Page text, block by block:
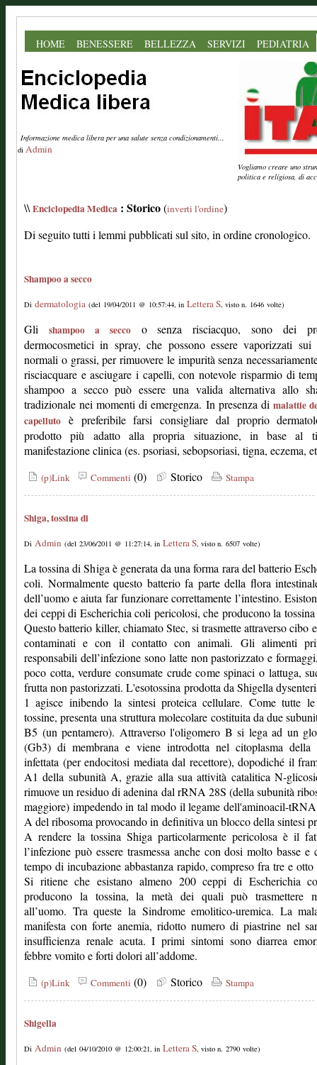
HOME BENESSERE BELLEZZA SERVIZI PEDIATRIA
Informazione medica libera per una salute senza condizionamenti...
di Admin
Vogliamo creare uno
politica e religiosa, di
\\Enciclopedia Medica : Storico(inverti l'ordine)
Di seguito tutti i lemmi pubblicati sul sito, in ordine cronologico.
Shampoo a secco
Di dermatologia (del 19/04/2011 @ 10:57:44, in Lettera S, visto n. 1646 volte)
Gli shampoo a seccoo senza risciacquo, sono dei
dermocosmetici in spray, che possono essere vaporizzati sui
normali o grassi, per rimuovere le impurità senza
risciacquare e asciugare i capelli, con notevole risparmio di
shampoo a secco può essere una valida alternativa allo
tradizionale nei momenti di emergenza. In presenza di malattie
capelluto è preferibile farsi consigliare dal proprio
prodotto più adatto alla propria situazione, in base al
manifestazione clinica (es. psoriasi, sebopsoriasi, tigna, eczema,
(p)Link Commenti (0) Storico Stampa
Shiga, tossina di
Di Admin (del 23/06/2011 @ 11:27:14, in Lettera S, visto n. 6507 volte)
La tossina di Shiga è generata da una forma rara del batterio
coli. Normalmente questo batterio fa parte della flora
dell’uomo e aiuta far funzionare correttamente l’intestino.
dei ceppi di Escherichia coli pericolosi, che producono la
Questo batterio killer, chiamato Stec, si trasmette attraverso cibo
contaminati e con il contatto con animali. Gli alimenti
responsabili dell’infezione sono latte non pastorizzato e
poco cotta, verdure consumate crude come spinaci o lattuga,
frutta non pastorizzati. L'esotossina prodotta da Shigella
1 agisce inibendo la sintesi proteica cellulare. Come tutte
tossine, presenta una struttura molecolare costituita da due
B5 (un pentamero). Attraverso l'oligomero B si lega ad un
(Gb3) di membrana e viene introdotta nel citoplasma della
infettata (per endocitosi mediata dal recettore), dopodiché il
A1 della subunità A, grazie alla sua attività catalitica N-
rimuove un residuo di adenina dal rRNA 28S (della subunità
maggiore) impedendo in tal modo il legame dell'aminoacil-
A del ribosoma provocando in definitiva un blocco della sintesi
A rendere la tossina Shiga particolarmente pericolosa è il
l’infezione può essere trasmessa anche con dosi molto basse e
tempo di incubazione abbastanza rapido, compreso fra tre e
Si ritiene che esistano almeno 200 ceppi di Escherichia
producono la tossina, la metà dei quali può trasmettere
all’uomo. Tra queste la Sindrome emolitico-uremica. La
manifesta con forte anemia, ridotto numero di piastrine nel
insufficienza renale acuta. I primi sintomi sono diarrea
febbre vomito e forti dolori all’addome.
(p)Link Commenti (0) Storico Stampa
Shigella
Di Admin (del 04/10/2010 @ 12:00:21, in Lettera S, visto n. 2790 volte)